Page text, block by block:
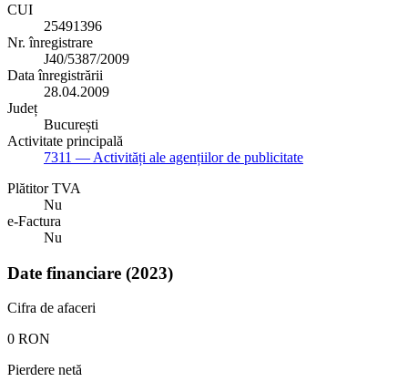
CUI
25491396
Nr. înregistrare
J40/5387/2009
Data înregistrării
28.04.2009
Județ
București
Activitate principală
7311 — Activități ale agențiilor de publicitate
Plătitor TVA
Nu
e-Factura
Nu
Date financiare (2023)
Cifra de afaceri
0 RON
Pierdere netă